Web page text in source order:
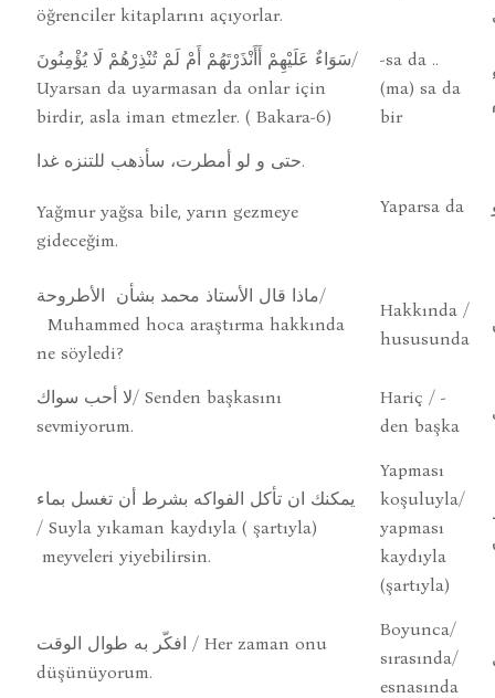
öğrenciler kitaplarını açıyorlar.
سَوَاءٌ عَلَيْهِمْ أَأَنْذَرْتَهُمْ أَمْ لَمْ تُنْذِرْهُمْ لَا يُؤْمِنُونَ/
Uyarsan da uyarmasan da onlar için
birdir, asla iman etmezler. ( Bakara-6)
-sa da ..
(ma) sa da
bir
حتى و لو أمطرت، سأذهب للتنزه غدا.
Yağmur yağsa bile, yarın gezmeye
gideceğim.
Yaparsa da
ماذا قال الأستاذ محمد بشأن الأطروحة/
Muhammed hoca araştırma hakkında
ne söyledi?
Hakkında /
hususunda
لا أحب سواك/ Senden başkasını
sevmiyorum.
Hariç / -
den başka
يمكنك ان تأكل الفواكه بشرط أن تغسل بماء
/ Suyla yıkaman kaydıyla ( şartıyla)
meyveleri yiyebilirsin.
Yapması
koşuluyla/
yapması
kaydıyla
(şartıyla)
افكّر به طوال الوقت / Her zaman onu
düşünüyorum.
Boyunca/
sırasında/
esnasında